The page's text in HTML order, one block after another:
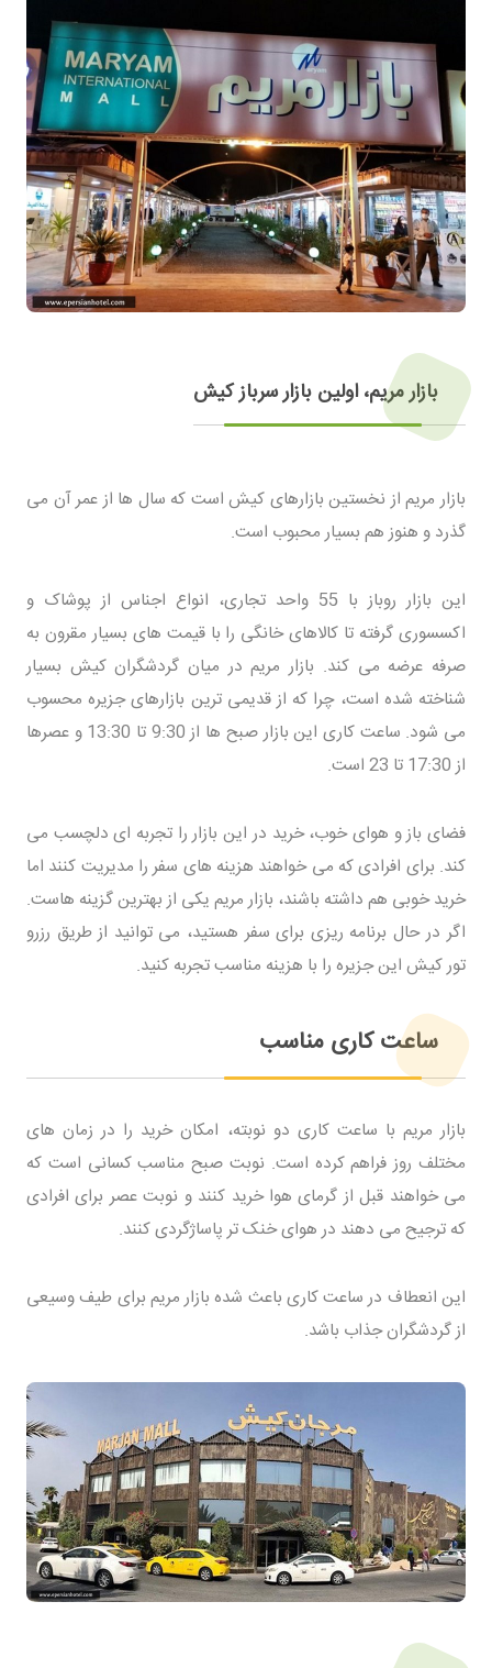
بازار مریم، اولین بازار سرباز کیش
بازار مریم از نخستین بازارهای کیش است که سال ها از عمر آن می
گذرد و هنوز هم بسیار محبوب است.
این بازار روباز با 55 واحد تجاری، انواع اجناس از پوشاک و
اکسسوری گرفته تا کالاهای خانگی را با قیمت های بسیار مقرون به
صرفه عرضه می کند. بازار مریم در میان گردشگران کیش بسیار
شناخته شده است، چرا که از قدیمی ترین بازارهای جزیره محسوب
می شود. ساعت کاری این بازار صبح ها از 9:30 تا 13:30 و عصرها
از 17:30 تا 23 است.
فضای باز و هوای خوب، خرید در این بازار را تجربه ای دلچسب می
کند. برای افرادی که می خواهند هزینه های سفر را مدیریت کنند اما
خرید خوبی هم داشته باشند، بازار مریم یکی از بهترین گزینه هاست.
اگر در حال برنامه ریزی برای سفر هستید، می توانید از طریق رزرو
تور کیش این جزیره را با هزینه مناسب تجربه کنید.
ساعت کاری مناسب
بازار مریم با ساعت کاری دو نوبته، امکان خرید را در زمان های
مختلف روز فراهم کرده است. نوبت صبح مناسب کسانی است که
می خواهند قبل از گرمای هوا خرید کنند و نوبت عصر برای افرادی
که ترجیح می دهند در هوای خنک تر پاساژگردی کنند.
این انعطاف در ساعت کاری باعث شده بازار مریم برای طیف وسیعی
از گردشگران جذاب باشد.